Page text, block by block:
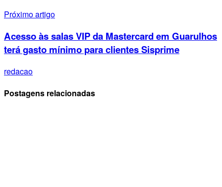
Próximo artigo
Acesso às salas VIP da Mastercard em Guarulhos
terá gasto mínimo para clientes Sisprime
redacao
Postagens relacionadas